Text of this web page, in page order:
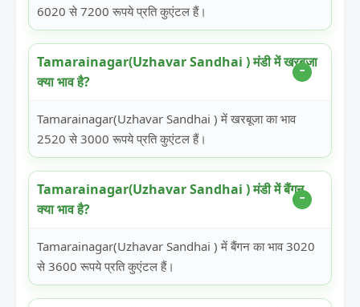
6020 से 7200 रूपये प्रति कुएंटल हैं।
Tamarainagar(Uzhavar Sandhai ) मंडी में खरबूजा
क्या भाव है?
Tamarainagar(Uzhavar Sandhai ) में खरबूजा का भाव
2520 से 3000 रूपये प्रति कुएंटल हैं।
Tamarainagar(Uzhavar Sandhai ) मंडी में बैंगन
क्या भाव है?
Tamarainagar(Uzhavar Sandhai ) में बैंगन का भाव 3020
से 3600 रूपये प्रति कुएंटल हैं।